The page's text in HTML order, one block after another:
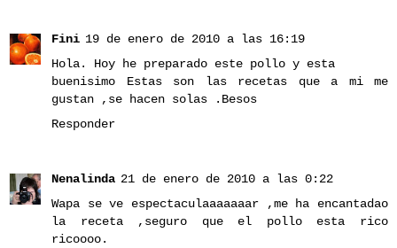
Fini 19 de enero de 2010 a las 16:19
Hola. Hoy he preparado este pollo y esta
buenisimo Estas son las recetas que a mi me
gustan ,se hacen solas .Besos
Responder
Nenalinda 21 de enero de 2010 a las 0:22
Wapa se ve espectaculaaaaaaar ,me ha encantadao
la receta ,seguro que el pollo esta rico
ricoooo.